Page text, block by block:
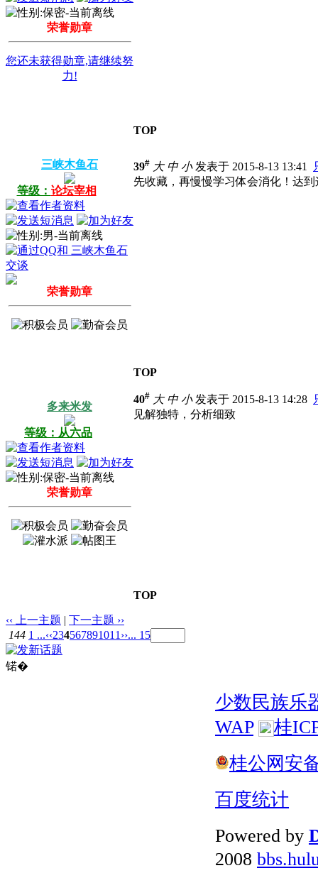
荣誉勋章
您还未获得勋章,请继续努
力!
TOP
三峡木鱼石
等级： 论坛宰相
荣誉勋章
39# 大 中 小发表于 2015-8-13 13:41
先收藏，再慢慢学习体会消化！达
TOP
多来米发
等级：从六品
荣誉勋章
40# 大 中 小发表于 2015-8-13 14:28
见解独特，分析细致
TOP
‹‹ 上一主题 | 下一主题 ››
144 1 ...‹‹234567891011 ››... 15
锘�
少数民族乐
WAP
桂
桂公网安
百度统计
Powered by
2008